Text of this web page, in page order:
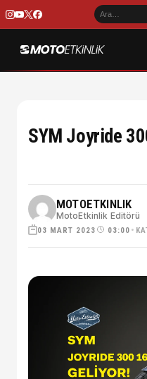
SYM Joyride
MOTOETKINLIK
MotoEtkinlik Editörü
03 MART 2023 03:00 •